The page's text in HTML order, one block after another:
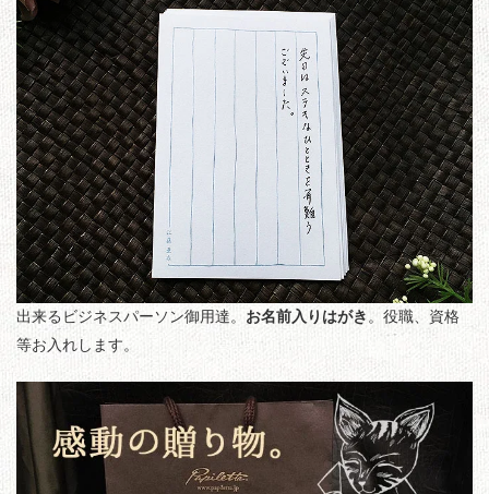
出来るビジネスパーソン御用達。 お名前入りはがき。役職、資格
等お入れします。